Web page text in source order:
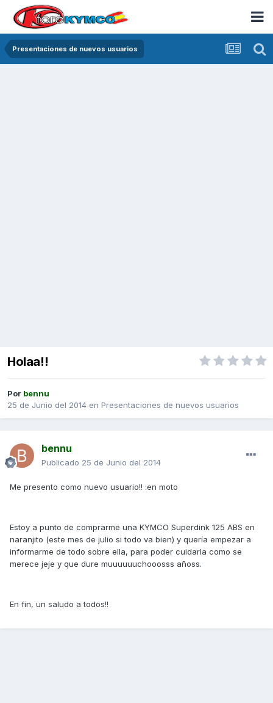
Presentaciones de nuevos usuarios
Holaa!!
Por bennu
25 de Junio del 2014 en Presentaciones de nuevos usuarios
bennu
Publicado 25 de Junio del 2014
Me presento como nuevo usuario!! :en moto
Estoy a punto de comprarme una KYMCO Superdink 125 ABS en
naranjito (este mes de julio si todo va bien) y quería empezar a
informarme de todo sobre ella, para poder cuidarla como se
merece jeje y que dure muuuuuuchooosss añoss.
En fin, un saludo a todos!!